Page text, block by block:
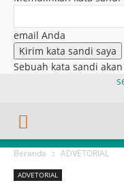
email Anda
Sebuah kata sandi
Beranda ADVETORIAL
ADVETORIAL